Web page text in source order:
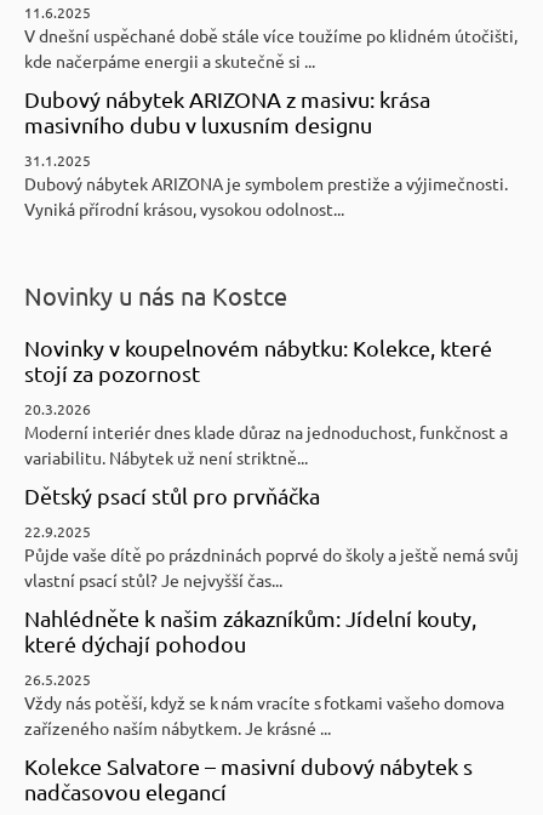
11.6.2025
V dnešní uspěchané době stále více toužíme po klidném útočišti,
kde načerpáme energii a skutečně si ...
Dubový nábytek ARIZONA z masivu: krása
masivního dubu v luxusním designu
31.1.2025
Dubový nábytek ARIZONA je symbolem prestiže a výjimečnosti.
Vyniká přírodní krásou, vysokou odolnost...
Novinky u nás na Kostce
Novinky v koupelnovém nábytku: Kolekce, které
stojí za pozornost
20.3.2026
Moderní interiér dnes klade důraz na jednoduchost, funkčnost a
variabilitu. Nábytek už není striktně...
Dětský psací stůl pro prvňáčka
22.9.2025
Půjde vaše dítě po prázdninách poprvé do školy a ještě nemá svůj
vlastní psací stůl? Je nejvyšší čas...
Nahlédněte k našim zákazníkům: Jídelní kouty,
které dýchají pohodou
26.5.2025
Vždy nás potěší, když se k nám vracíte s fotkami vašeho domova
zařízeného naším nábytkem. Je krásné ...
Kolekce Salvatore – masivní dubový nábytek s
nadčasovou elegancí